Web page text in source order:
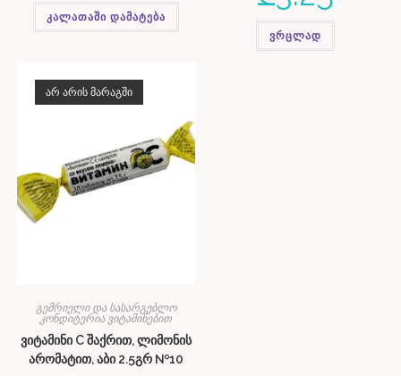
კალათაში დამატება
ვრცლად
ᲐᲠ ᲐᲠᲘᲡ ᲛᲐᲠᲐᲒᲨᲘ
გემრიელი და სასარგებლო
კონდიტერია ვიტამინებით
ვიტამინი C შაქრით, ლიმონის
არომატით, აბი 2.5გრ №10